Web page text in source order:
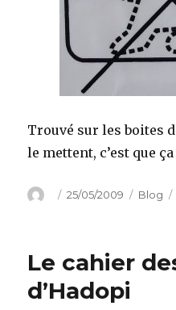
Trouvé sur les boites
le mettent, c’est que
Author
Posted
25/05/2009 Blog
Le cahier
d’Hadopi